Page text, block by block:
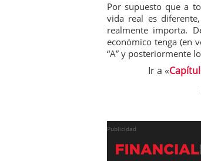
Por supuesto que a
vida real es
realmente importa.
económico tenga (en
“A” y posteriormente
Ir a «
Publicidad